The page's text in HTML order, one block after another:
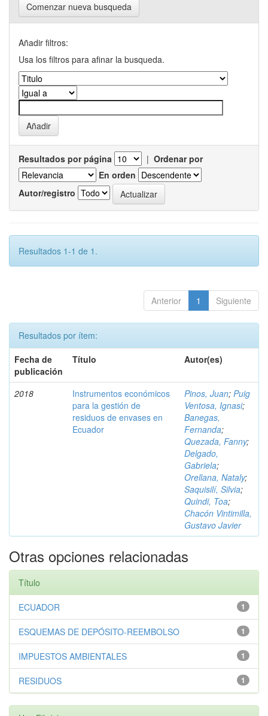
Comenzar nueva busqueda
Añadir filtros:
Usa los filtros para afinar la busqueda.
Resultados por página | Ordenar por
En orden
Autor/registro
Resultados 1-1 de 1.
Anterior 1 Siguiente
Resultados por ítem:
Fecha de
publicación
Título Autor(es)
2018
Instrumentos económicos
para la gestión de
residuos de envases en
Ecuador
Pinos, Juan; Puig
Ventosa, Ignasi;
Banegas,
Fernanda;
Quezada, Fanny;
Delgado,
Gabriela;
Orellana, Nataly;
Saquisilí, Silvia;
Quindi, Toa;
Chacón Vintimilla,
Gustavo Javier
Otras opciones relacionadas
Título
1
ECUADOR
1
ESQUEMAS DE DEPÓSITO-REEMBOLSO
1
IMPUESTOS AMBIENTALES
1
RESIDUOS